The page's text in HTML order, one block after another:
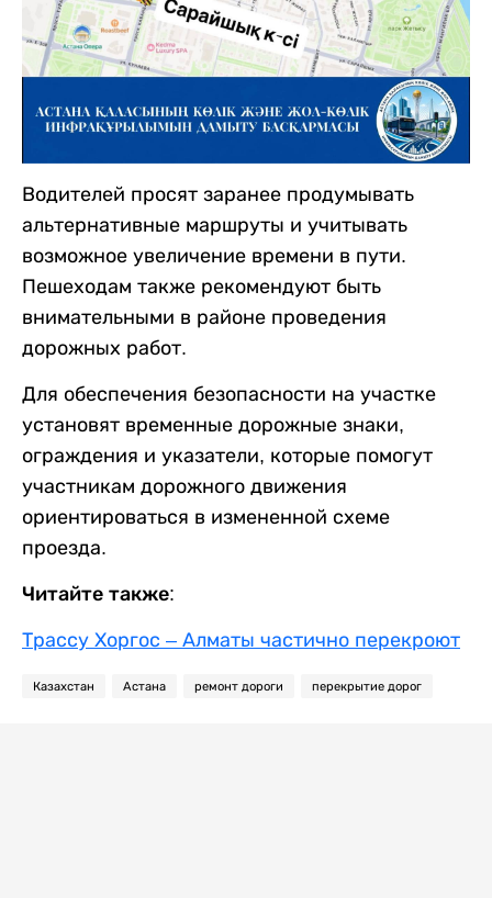
Водителей просят заранее продумывать
альтернативные маршруты и учитывать
возможное увеличение времени в пути.
Пешеходам также рекомендуют быть
внимательными в районе проведения
дорожных работ.
Для обеспечения безопасности на участке
установят временные дорожные знаки,
ограждения и указатели, которые помогут
участникам дорожного движения
ориентироваться в измененной схеме
проезда.
Читайте также:
Трассу Хоргос – Алматы частично перекроют
Казахстан Астана ремонт дороги перекрытие дорог